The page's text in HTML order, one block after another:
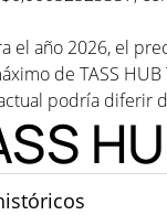
el año 2026, el
de TASS
podría diferir